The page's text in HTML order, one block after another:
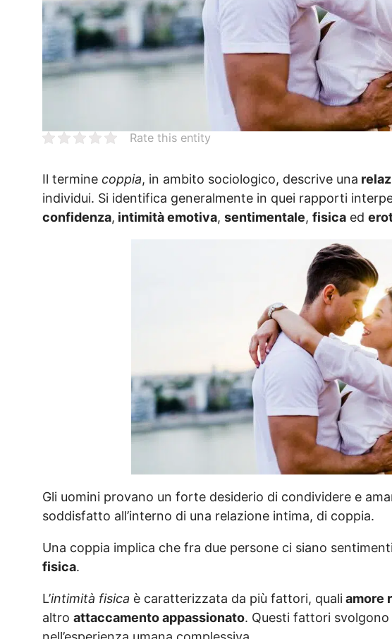
Rate this entity
Il terminecoppia, in ambito sociologico, descrive una
individui. Si identifica generalmente in quei rapporti
confidenza, intimità emotiva,sentimentale,fisica ed
Gli uomini provano un forte desiderio di condividere e
soddisfatto all’interno di una relazione intima, di coppia.
Una coppia implica che fra due persone ci siano
fisica.
L’intimità fisica è caratterizzata da più fattori, qualiamore
altroattaccamento appassionato. Questi fattori